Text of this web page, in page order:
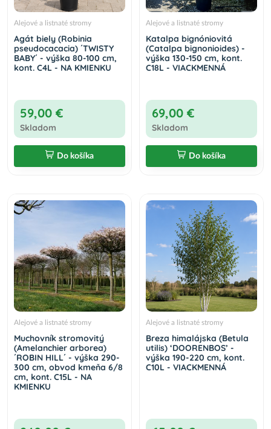
Alejové a listnaté stromy
Agát biely (Robinia
pseudocacacia) ´TWISTY
BABY´ - výška 80-100 cm,
kont. C4L - NA KMIENKU
59,00 €
Skladom
Do košíka
Alejové a listnaté stromy
Katalpa bignóniovitá
(Catalpa bignonioides) -
výška 130-150 cm, kont.
C18L - VIACKMENNÁ
69,00 €
Skladom
Do košíka
Alejové a listnaté stromy
Muchovník stromovitý
(Amelanchier arborea)
´ROBIN HILL´ - výška 290-
300 cm, obvod kmeňa 6/8
cm, kont. C15L - NA
KMIENKU
Alejové a listnaté stromy
Breza himalájska (Betula
utilis) ‘DOORENBOS’ -
výška 190-220 cm, kont.
C10L - VIACKMENNÁ